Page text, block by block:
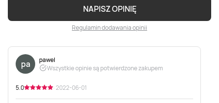
NAPISZ OPINIĘ
Regulamin dodawania opinii
pa
pawel
Wszystkie opinie są potwierdzone zakupem
5.0 · 2022-06-01